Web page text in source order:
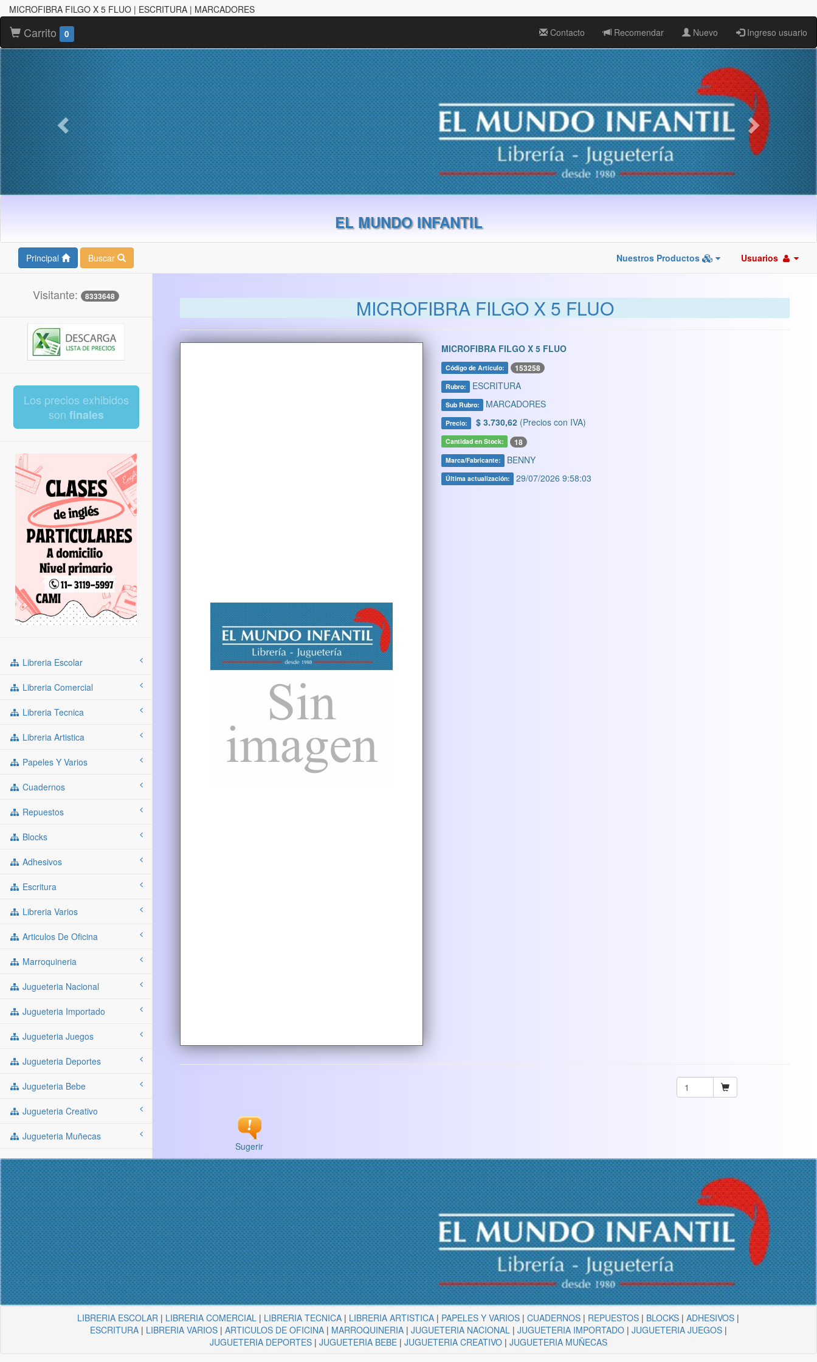
MICROFIBRA FILGO X 5 FLUO | ESCRITURA | MARCADORES
Carrito 0 Contacto Recomendar Nuevo Ingreso usuario
EL MUNDO INFANTIL
Principal Buscar Nuestros Productos Usuarios
Visitante: 8333648
Los precios exhibidos
son finales
Libreria Escolar
Libreria Comercial
Libreria Tecnica
Libreria Artistica
Papeles Y Varios
Cuadernos
Repuestos
Blocks
Adhesivos
Escritura
Libreria Varios
Articulos De Oficina
Marroquineria
Jugueteria Nacional
Jugueteria Importado
Jugueteria Juegos
Jugueteria Deportes
Jugueteria Bebe
Jugueteria Creativo
Jugueteria Muñecas
MICROFIBRA FILGO X 5 FLUO
MICROFIBRA FILGO X 5 FLUO
Código de Artículo: 153258
Rubro: ESCRITURA
Sub Rubro: MARCADORES
Precio: $ 3.730,62 (Precios con IVA)
Cantidad en Stock: 18
Marca/Fabricante: BENNY
Última actualización: 29/07/2026 9:58:03
Sugerir
LIBRERIA ESCOLAR | LIBRERIA COMERCIAL | LIBRERIA TECNICA | LIBRERIA ARTISTICA | PAPELES Y VARIOS |CUADERNOS | REPUESTOS | BLOCKS |ADHESIVOS |
ESCRITURA| LIBRERIA VARIOS| ARTICULOS DE OFICINA| MARROQUINERIA| JUGUETERIA NACIONAL | JUGUETERIA IMPORTADO| JUGUETERIA JUEGOS|
JUGUETERIA DEPORTES| JUGUETERIA BEBE| JUGUETERIA CREATIVO| JUGUETERIA MUÑECAS